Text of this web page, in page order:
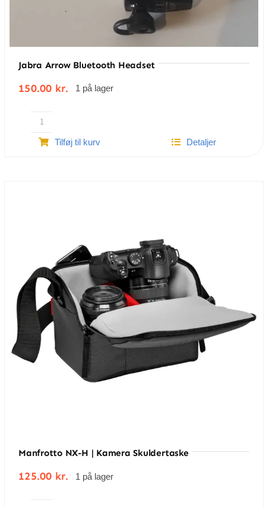
Jabra Arrow Bluetooth Headset
150.00 kr. 1 på lager
ArrowTilføj til kurv Detaljer
Manfrotto NX-H | Kamera Skuldertaske
125.00 kr. 1 på lager